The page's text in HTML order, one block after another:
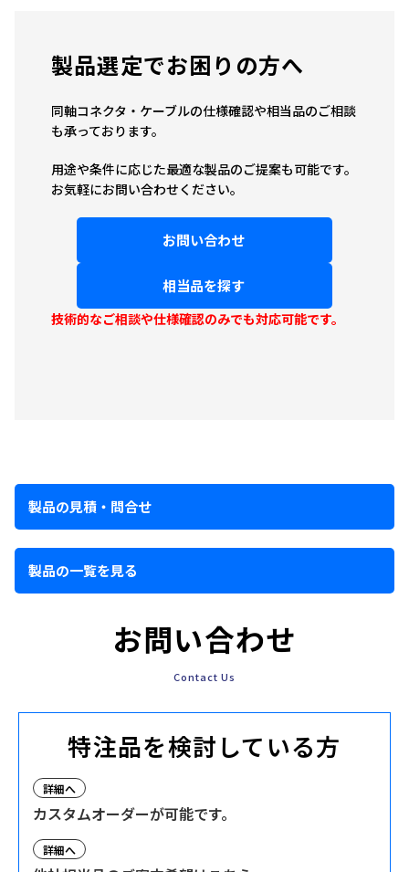
製品選定でお困りの方へ
同軸コネクタ・ケーブルの仕様確認や相当品のご相談
も承っております。
用途や条件に応じた最適な製品のご提案も可能です。
お気軽にお問い合わせください。
お問い合わせ
相当品を探す
技術的なご相談や仕様確認のみでも対応可能です。
製品の見積・問合せ
製品の一覧を見る
お問い合わせ
Contact Us
特注品を検討している方
詳細へ
カスタムオーダーが可能です。
詳細へ